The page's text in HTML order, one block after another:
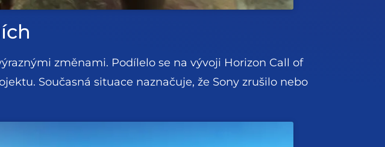
změnami. Podílelo se na vývoji Horizon Call of
Současná situace naznačuje, že Sony zrušilo nebo